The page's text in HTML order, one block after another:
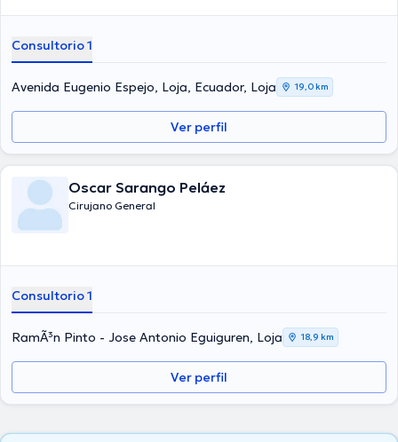
Consultorio 1
Avenida Eugenio Espejo, Loja, Ecuador, Loja 19,0 km
Ver perfil
Oscar Sarango Peláez
Cirujano General
Consultorio 1
RamÃ³n Pinto - Jose Antonio Eguiguren, Loja 18,9 km
Ver perfil